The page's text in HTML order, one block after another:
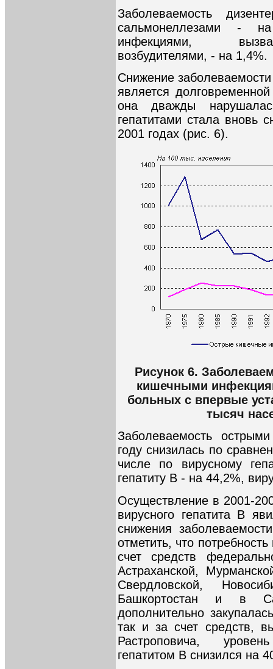
Заболеваемость
сальмонеллезами -
инфекциями,
возбудителями, - на 1,4%.
Снижение
является
она дважды
гепатитами стала вновь
2001 годах (рис. 6).
Рисунок 6.
кишечными
больных с впервые
тысяч
Заболеваемость
году снизилась по
числе по вирусному
гепатиту В - на 44,2%,
Осуществление в 2001-
вирусного гепатита В
снижения
отметить, что
счет средств
Астраханской,
Свердловской,
Башкортостан и в
дополнительно
так и за счет средств,
Растроповича,
гепатитом В снизился на